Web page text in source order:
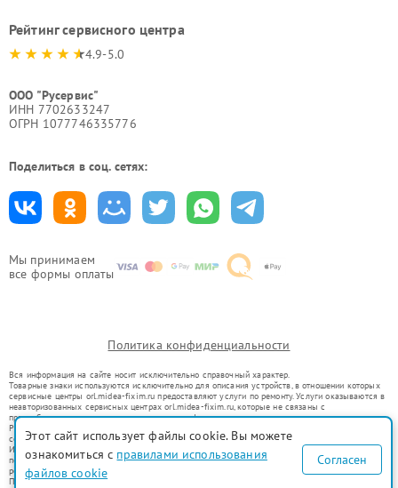
Мы принимаем
все формы оплаты
Рейтинг сервисного центра
4.9-5.0
ООО "Русервис"
ИНН 7702633247
ОГРН 1077746335776
Поделиться в соц. сетях:
Политика конфиденциальности
Вся информация на сайте носит исключительно справочный характер.
Товарные знаки используются исключительно для описания устройств, в отношении которых
сервисные центры orl.midea-fixim.ru предоставляют услуги по ремонту. Услуги оказываются в
неавторизованных сервисных центрах orl.midea-fixim.ru, которые не связаны с
правообладателями товарных знаков или их официальными представителями.
Ремонт осуществляется для устройств, уже введенных в гражданский оборот в соответствии
со статьей 1487 ГК РФ.
Использование товарных знаков не преследует цели индивидуализации услуг или введения
потребителей в заблуждение, а служит для информирования о предоставляемых услугах по
ремонту техники указанных брендов.
Представленная на сайте информация не является публичной офертой, определяемой
Этот сайт использует файлы cookie. Вы можете
ознакомиться с правилами использования
файлов cookie
Согласен